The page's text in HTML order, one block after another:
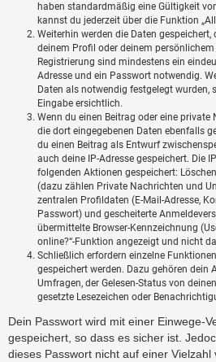
haben standardmäßig eine Gültigkeit
kannst du jederzeit über die Funktion
Weiterhin werden die Daten gespeichert,
deinem Profil oder deinem
Registrierung sind mindestens ein
Adresse und ein Passwort notwendig.
Daten als notwendig festgelegt wurden,
Eingabe ersichtlich.
Wenn du einen Beitrag oder eine private
die dort eingegebenen Daten ebenfalls
du einen Beitrag als Entwurf
auch deine IP-Adresse gespeichert. Die
folgenden Aktionen gespeichert:
(dazu zählen Private Nachrichten und
zentralen Profildaten (E-Mail-Adresse,
Passwort) und gescheiterte
übermittelte Browser-Kennzeichnung
online?“-Funktion angezeigt und nicht
Schließlich erfordern einzelne
gespeichert werden. Dazu gehören dein
Umfragen, der Gelesen-Status von
gesetzte Lesezeichen oder
Dein Passwort wird mit einer Einwege-
gespeichert, so dass es sicher ist.
dieses Passwort nicht auf einer Vielzahl